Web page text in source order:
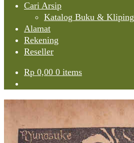
Cari Arsip
Katalog Buku & Kliping
Alamat
Rekening
Reseller
Rp 0,00 0 items